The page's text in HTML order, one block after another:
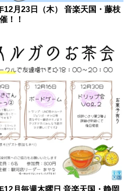
12月23日（木） 音楽天国・藤枝
！！
12月毎週木曜日 音楽天国・静岡